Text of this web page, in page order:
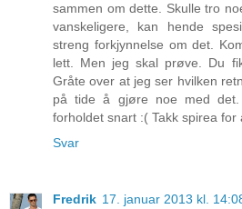
sammen om dette. Skulle tro
vanskeligere, kan hende
streng forkjynnelse om det.
lett. Men jeg skal prøve. Du
Gråte over at jeg ser hvilken
på tide å gjøre noe med
forholdet snart :( Takk spirea for
Svar
Fredrik 17. januar 2013 kl.